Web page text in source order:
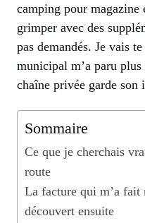
camping pour
grimper avec des
pas demandés. Je vais
municipal m’a paru
chaîne privée garde son
Sommaire
Ce que je cherchais
route
La facture qui m’a fait
découvert ensuite